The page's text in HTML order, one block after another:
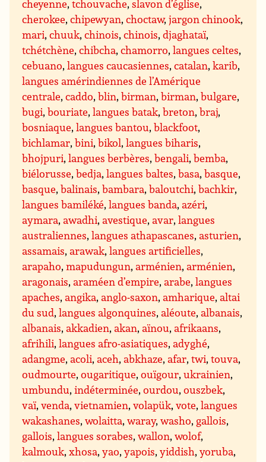
cheyenne,tchouvache,slavon d’église,
cherokee,chipewyan,choctaw,jargon chinook,
mari,chuuk,chinois,chinois,djaghataï,
tchétchène,chibcha,chamorro,langues celtes,
cebuano,langues caucasiennes,catalan,karib,
langues amérindiennes de l’Amérique
centrale,caddo,blin,birman,birman,bulgare,
bugi,bouriate,langues batak,breton,braj,
bosniaque,langues bantou,blackfoot,
bichlamar,bini,bikol,langues biharis,
bhojpuri,langues berbères,bengali,bemba,
biélorusse,bedja,langues baltes,basa,basque,
basque,balinais,bambara,baloutchi,bachkir,
langues bamiléké,langues banda,azéri,
aymara,awadhi,avestique,avar,langues
australiennes,langues athapascanes,asturien,
assamais,arawak,langues artificielles,
arapaho,mapudungun,arménien,arménien,
aragonais,araméen d’empire,arabe,langues
apaches,angika,anglo-saxon,amharique,altai
du sud,langues algonquines,aléoute,albanais,
albanais,akkadien,akan,aïnou,afrikaans,
afrihili,langues afro-asiatiques,adyghé,
adangme,acoli,aceh,abkhaze,afar,twi,touva,
oudmourte,ougaritique,ouïgour,ukrainien,
umbundu,indéterminée,ourdou,ouszbek,
vaï,venda,vietnamien,volapük,vote,langues
wakashanes,wolaitta,waray,washo, gallois,
gallois,langues sorabes,wallon,wolof,
kalmouk,xhosa,yao,yapois,yiddish,yoruba,